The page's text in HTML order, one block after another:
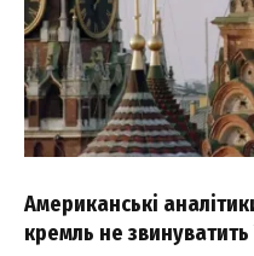
Американські
кремль не